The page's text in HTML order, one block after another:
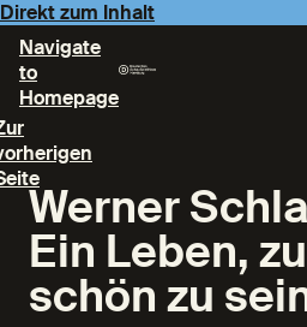
Direkt zum Inhalt
Navigate
to
Homepage
Werner
Ein Leben,
schön zu